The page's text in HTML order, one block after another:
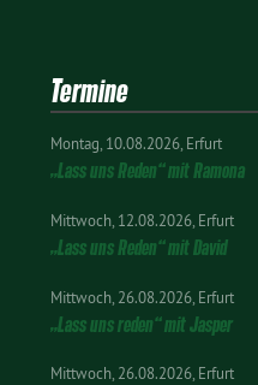
Termine
Montag 10.08.2026 Erfurt
„Lass uns Reden“ mit Ramona
Mittwoch 12.08.2026 Erfurt
„Lass uns Reden“ mit David
Mittwoch 26.08.2026 Erfurt
„Lass uns reden“ mit Jasper
Mittwoch 26.08.2026 Erfurt